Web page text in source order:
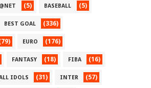
(5) BASEBALL (5)
BEST GOAL (336)
EURO (176)
FANTASY (18) FIBA (16)
IDOLS (31) INTER (57)